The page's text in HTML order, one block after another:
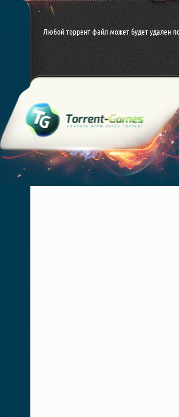
Любой торрент файл может будет удален